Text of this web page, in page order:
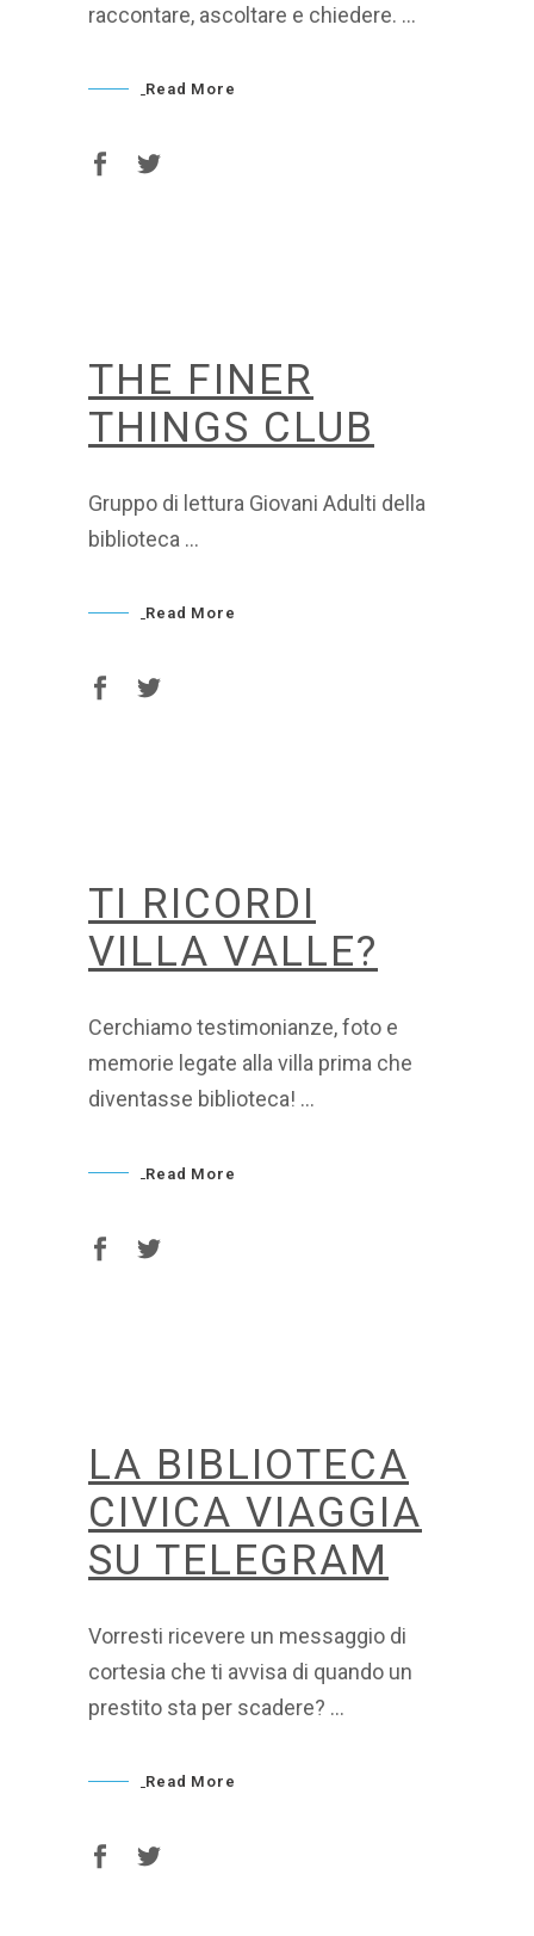
raccontare, ascoltare e chiedere.
Read More
THE FINER
THINGS CLUB
Gruppo di lettura Giovani Adulti della
biblioteca
Read More
TI RICORDI
VILLA VALLE?
Cerchiamo testimonianze, foto e
memorie legate alla villa prima che
diventasse biblioteca!
Read More
LA BIBLIOTECA
CIVICA VIAGGIA
SU TELEGRAM
Vorresti ricevere un messaggio di
cortesia che ti avvisa di quando un
prestito sta per scadere?
Read More